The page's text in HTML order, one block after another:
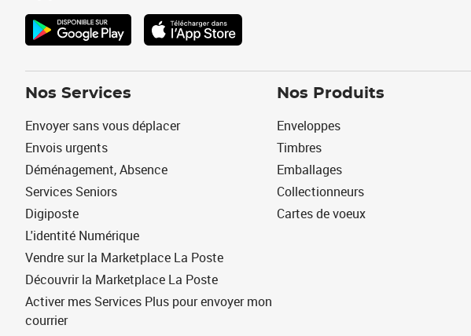
Nos Services
Envoyer sans vous déplacer
Envois urgents
Déménagement, Absence
Services Seniors
Digiposte
L'identité Numérique
Vendre sur la Marketplace La Poste
Découvrir la Marketplace La Poste
Activer mes Services Plus pour envoyer mon
courrier
Nos Produits
Enveloppes
Timbres
Emballages
Collectionneurs
Cartes de voeux